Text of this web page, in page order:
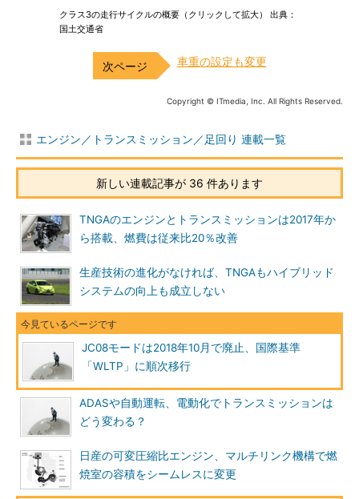
クラス3の走行サイクルの概要（クリックして拡大） 出典：
国土交通省
車重の設定も変更
Copyright © ITmedia, Inc. All Rights Reserved.
エンジン／トランスミッション／足回り 連載一覧
新しい連載記事が 36 件あります
TNGAのエンジンとトランスミッションは2017年か
ら搭載、燃費は従来比20％改善
生産技術の進化がなければ、TNGAもハイブリッド
システムの向上も成立しない
JC08モードは2018年10月で廃止、国際基準
「WLTP」に順次移行
ADASや自動運転、電動化でトランスミッションは
どう変わる？
日産の可変圧縮比エンジン、マルチリンク機構で燃
焼室の容積をシームレスに変更